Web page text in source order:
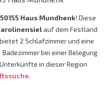
50155 Haus Mundhenk! Diese
auf dem Festland
2 Schlafzimmer und eine
bei einer Belegung
in dieser Region
.